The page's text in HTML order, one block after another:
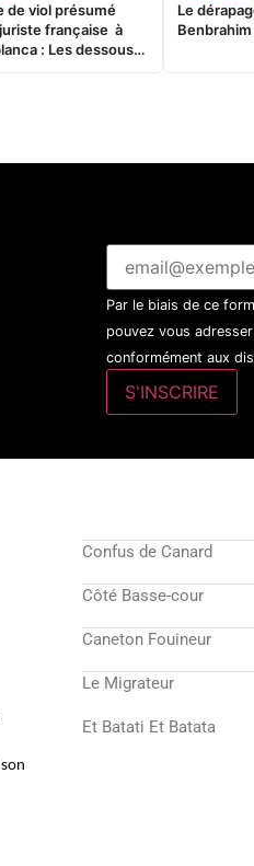
de viol présumé
juriste française à
: Les dessous
Le
Benbrahim
Par le biais de ce
pouvez vous
conformément aux
Confus de Canard
Côté Basse-cour
Caneton Fouineur
Le Migrateur
Et Batati Et Batata